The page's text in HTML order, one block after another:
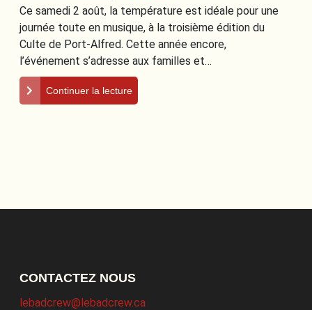
Ce samedi 2 août, la température est idéale pour une
journée toute en musique, à la troisième édition du
Culte de Port-Alfred. Cette année encore,
l’événement s’adresse aux familles et…
Continuer la lecture
CONTACTEZ NOUS
lebadcrew@lebadcrew.ca